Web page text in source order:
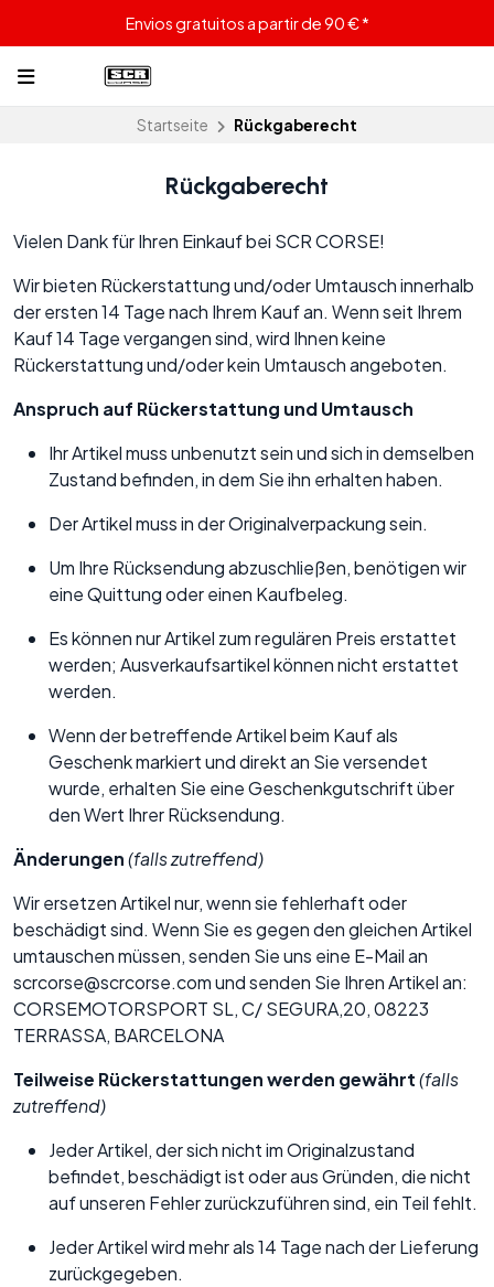
Envios gratuitos a partir de 90 € *
Startseite Rückgaberecht
Rückgaberecht
Vielen Dank für Ihren Einkauf bei SCR CORSE!
Wir bieten Rückerstattung und/oder Umtausch innerhalb
der ersten 14 Tage nach Ihrem Kauf an. Wenn seit Ihrem
Kauf 14 Tage vergangen sind, wird Ihnen keine
Rückerstattung und/oder kein Umtausch angeboten.
Anspruch auf Rückerstattung und Umtausch
Ihr Artikel muss unbenutzt sein und sich in demselben
Zustand befinden, in dem Sie ihn erhalten haben.
Der Artikel muss in der Originalverpackung sein.
Um Ihre Rücksendung abzuschließen, benötigen wir
eine Quittung oder einen Kaufbeleg.
Es können nur Artikel zum regulären Preis erstattet
werden; Ausverkaufsartikel können nicht erstattet
werden.
Wenn der betreffende Artikel beim Kauf als
Geschenk markiert und direkt an Sie versendet
wurde, erhalten Sie eine Geschenkgutschrift über
den Wert Ihrer Rücksendung.
Änderungen(falls zutreffend)
Wir ersetzen Artikel nur, wenn sie fehlerhaft oder
beschädigt sind. Wenn Sie es gegen den gleichen Artikel
umtauschen müssen, senden Sie uns eine E-Mail an
scrcorse@scrcorse.com und senden Sie Ihren Artikel an:
CORSEMOTORSPORT SL, C/ SEGURA,20, 08223
TERRASSA, BARCELONA
Teilweise Rückerstattungen werden gewährt(falls
zutreffend)
Jeder Artikel, der sich nicht im Originalzustand
befindet, beschädigt ist oder aus Gründen, die nicht
auf unseren Fehler zurückzuführen sind, ein Teil fehlt.
Jeder Artikel wird mehr als 14 Tage nach der Lieferung
zurückgegeben.